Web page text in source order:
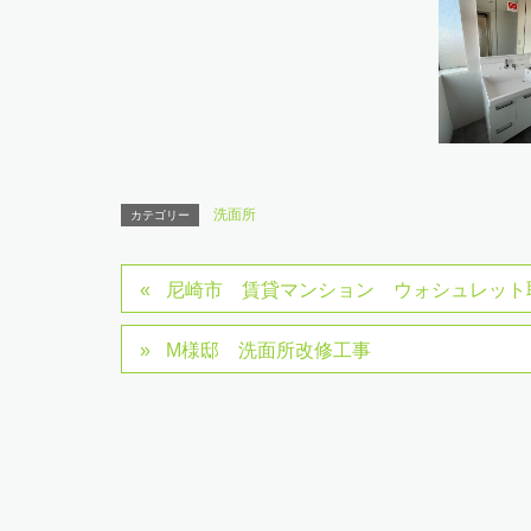
カテゴリー 洗面所
尼崎市 賃貸マンション ウォシュレット
M様邸 洗面所改修工事